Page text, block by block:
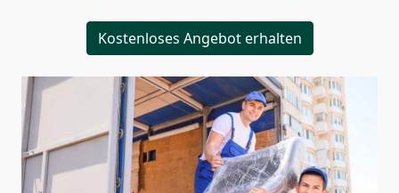
Kostenloses Angebot erhalten